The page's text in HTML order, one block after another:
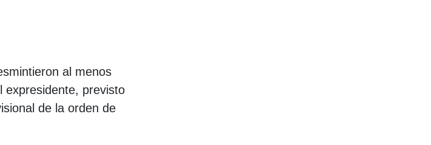
al menos
expresidente, previsto
de la orden de